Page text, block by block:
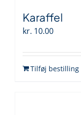
Karaffel
kr. 10.00
Tilføj bestilling